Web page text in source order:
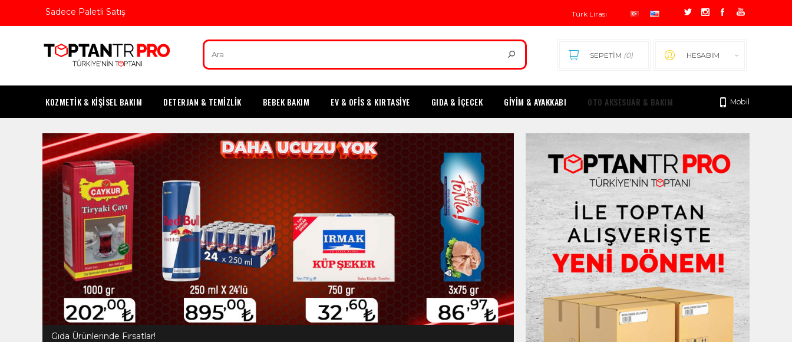
Sadece Paletli Satış
HESABIM
SEPETİM (0)
KOZMETİK & KİŞİSEL BAKIM DETERJAN & TEMİZLİK BEBEK BAKIM EV & OFİS & KIRTASİYE GIDA & İÇECEK GİYİM & AYAKKABI OTO AKSESUAR & BAKIM Mobil
Gıda Ürünlerinde Fırsatlar!